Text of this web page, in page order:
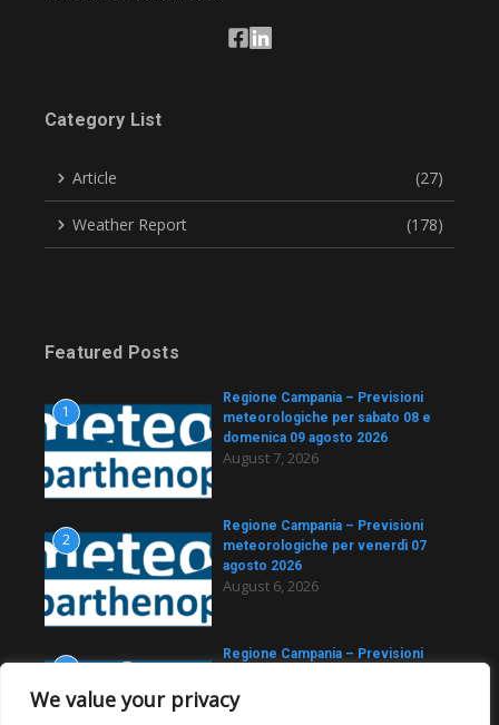
We value your privacy
Category List
Article (27)
Weather Report (178)
Featured Posts
1
Regione Campania – Previsioni
meteorologiche per sabato 08 e
domenica 09 agosto 2026
August 7, 2026
2
Regione Campania – Previsioni
meteorologiche per venerdì 07
agosto 2026
August 6, 2026
3
Regione Campania – Previsioni
agosto 2026
August 5, 2026